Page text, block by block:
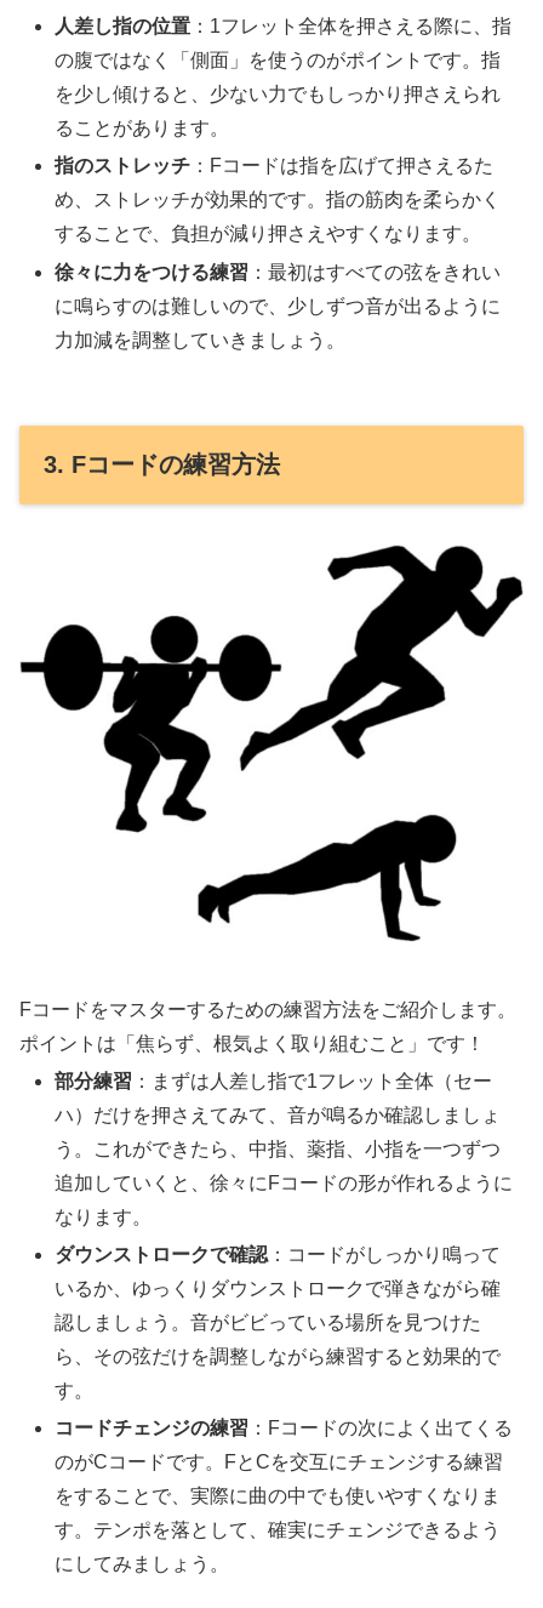
人差し指の位置 ：1フレット全体を押さえる際に、指
の腹ではなく「側面」を使うのがポイントです。指
を少し傾けると、少ない力でもしっかり押さえられ
ることがあります。
指のストレッチ ：Fコードは指を広げて押さえるた
め、ストレッチが効果的です。指の筋肉を柔らかく
することで、負担が減り押さえやすくなります。
徐々に力をつける練習 ：最初はすべての弦をきれい
に鳴らすのは難しいので、少しずつ音が出るように
力加減を調整していきましょう。
3. Fコードの練習方法
Fコードをマスターするための練習方法をご紹介します。
ポイントは「焦らず、根気よく取り組むこと」です！
部分練習 ：まずは人差し指で1フレット全体（セー
ハ）だけを押さえてみて、音が鳴るか確認しましょ
う。これができたら、中指、薬指、小指を一つずつ
追加していくと、徐々にFコードの形が作れるように
なります。
ダウンストロークで確認 ：コードがしっかり鳴って
いるか、ゆっくりダウンストロークで弾きながら確
認しましょう。音がビビっている場所を見つけた
ら、その弦だけを調整しながら練習すると効果的で
す。
コードチェンジの練習 ：Fコードの次によく出てくる
のがCコードです。FとCを交互にチェンジする練習
をすることで、実際に曲の中でも使いやすくなりま
す。テンポを落として、確実にチェンジできるよう
にしてみましょう。